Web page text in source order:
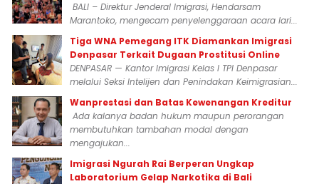
BALI – Direktur Jenderal Imigrasi, Hendarsam
Marantoko, mengecam penyelenggaraan acara lari...
Tiga WNA Pemegang ITK Diamankan Imigrasi
Denpasar Terkait Dugaan Prostitusi Online
DENPASAR — Kantor Imigrasi Kelas I TPI Denpasar
melalui Seksi Intelijen dan Penindakan Keimigrasian...
Wanprestasi dan Batas Kewenangan Kreditur
Ada kalanya badan hukum maupun perorangan
membutuhkan tambahan modal dengan
mengajukan...
Imigrasi Ngurah Rai Berperan Ungkap
Laboratorium Gelap Narkotika di Bali